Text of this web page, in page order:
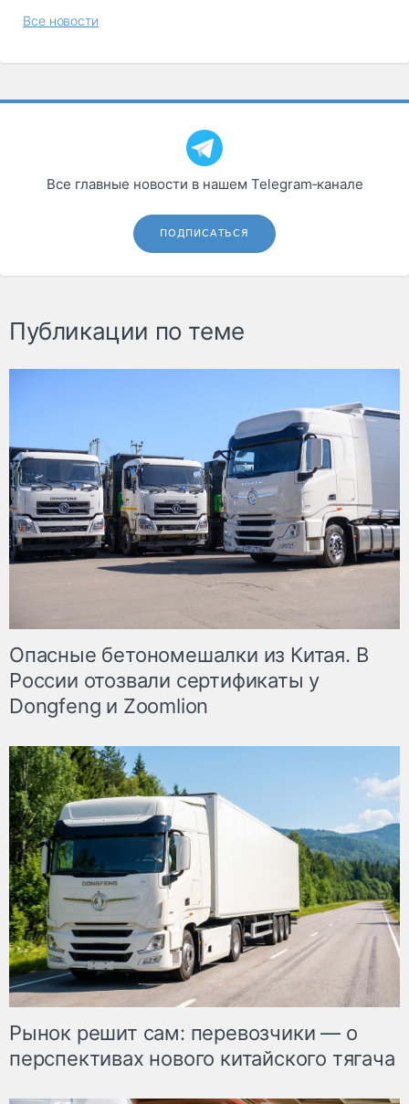
Все новости
Все главные новости в нашем Telegram‑канале
ПОДПИСАТЬСЯ
Публикации по теме
Опасные бетономешалки из Китая. В
России отозвали сертификаты у
Dongfeng и Zoomlion
Рынок решит сам: перевозчики — о
перспективах нового китайского тягача